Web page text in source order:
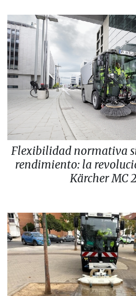
Flexibilidad normativa
rendimiento: la
Kärcher MC